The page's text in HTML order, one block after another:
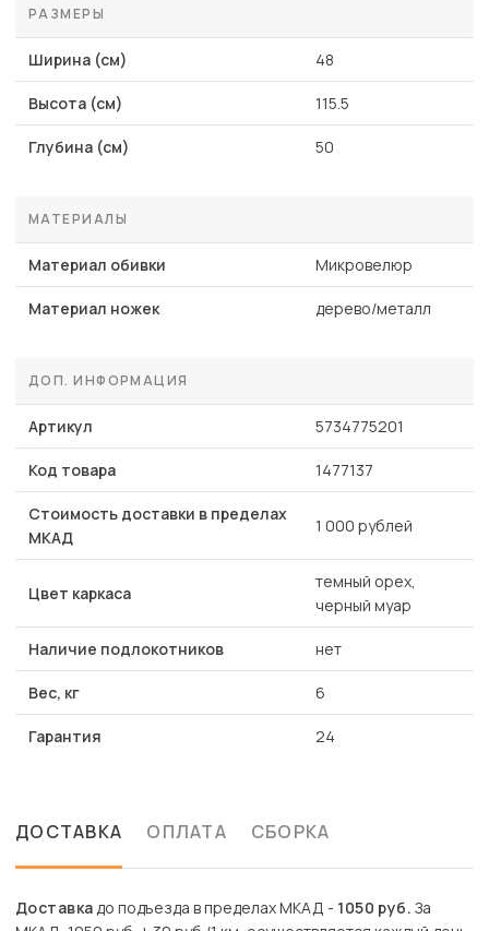
РАЗМЕРЫ
Ширина (см) 48
Высота (см) 115.5
Глубина (см) 50
МАТЕРИАЛЫ
Материал обивки Микровелюр
Материал ножек дерево/металл
ДОП. ИНФОРМАЦИЯ
Артикул 5734775201
Код товара 1477137
Стоимость доставки в пределах
МКАД
1 000 рублей
Цвет каркаса
темный орех,
черный муар
Наличие подлокотников нет
Вес, кг 6
Гарантия 24
ДОСТАВКА ОПЛАТА СБОРКА
Доставкадо подъезда в пределах МКАД - 1050 руб. За